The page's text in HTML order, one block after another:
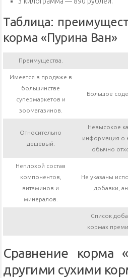
Таблица:
корма «Пурина Ван»
Преимущества.
Имеется в продаже в
большинстве
супермаркетов и
зоомагазинов.
Большое
Относительно
дешёвый.
Невысокое
информация о
обычно
Неплохой состав
компонентов,
витаминов и
минералов.
Не указаны
добавки,
Список
кормах
Сравнение корма
другими сухими